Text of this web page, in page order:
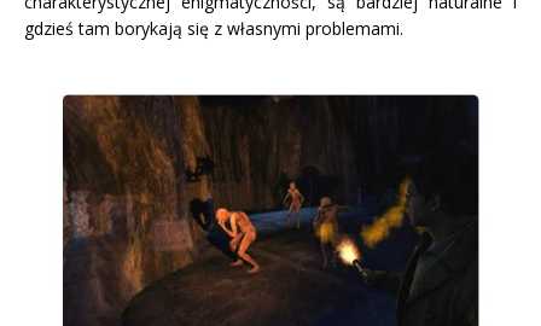
gdzieś tam borykają się z własnymi problemami.